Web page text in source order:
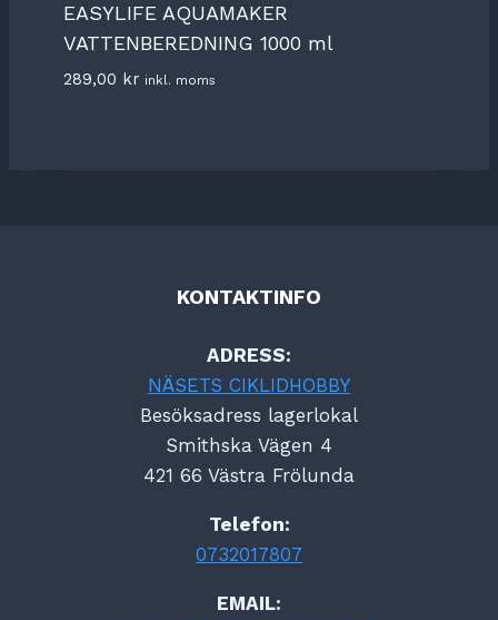
EASYLIFE AQUAMAKER
VATTENBEREDNING 1000 ml
289,00 kr inkl. moms
KONTAKTINFO
ADRESS:
NÄSETS CIKLIDHOBBY
Besöksadress lagerlokal
Smithska Vägen 4
421 66 Västra Frölunda
Telefon:
0732017807
EMAIL: